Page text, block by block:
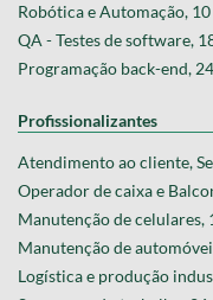
Robótica e Automação, 10
QA - Testes de software,
Programação back-end, 24
Profissionalizantes
Atendimento ao cliente,
Operador de caixa e
Manutenção de celulares,
Manutenção de
Logística e produção